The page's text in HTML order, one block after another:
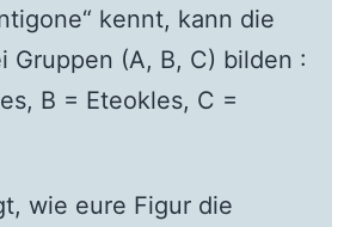
kennt, kann die
Gruppen (A, B, C) bilden :
B = Eteokles, C =
wie eure Figur die